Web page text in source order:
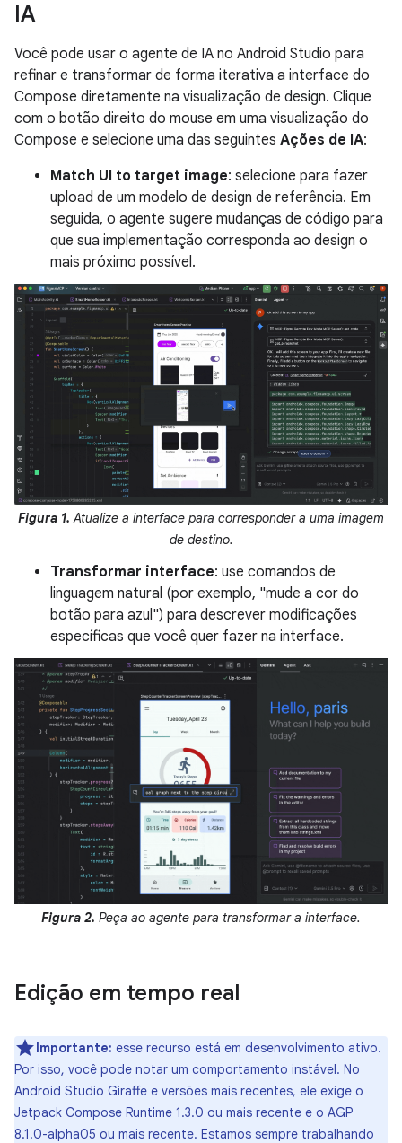
IA
Você pode usar o agente de IA no Android Studio para
refinar e transformar de forma iterativa a interface do
Compose diretamente na visualização de design. Clique
com o botão direito do mouse em uma visualização do
Compose e selecione uma das seguintes Ações de IA:
Match UI to target image: selecione para fazer
upload de um modelo de design de referência. Em
seguida, o agente sugere mudanças de código para
que sua implementação corresponda ao design o
mais próximo possível.
Figura 1. Atualize a interface para corresponder a uma imagem
de destino.
Transformar interface: use comandos de
linguagem natural (por exemplo, "mude a cor do
botão para azul") para descrever modificações
específicas que você quer fazer na interface.
Figura 2. Peça ao agente para transformar a interface.
Edição em tempo real
Importante: esse recurso está em desenvolvimento ativo.
Por isso, você pode notar um comportamento instável. No
Android Studio Giraffe e versões mais recentes, ele exige o
Jetpack Compose Runtime 1.3.0 ou mais recente e o AGP
8.1.0-alpha05 ou mais recente. Estamos sempre trabalhando